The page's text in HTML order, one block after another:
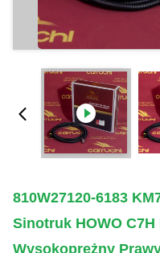
810W27120-6183
Sinotruk HOWO
Wysokoprężny